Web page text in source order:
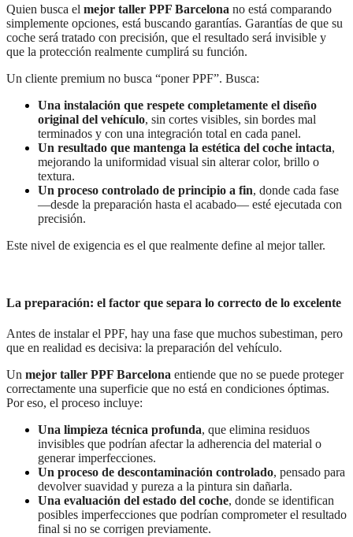
Quien busca el mejor taller PPF Barcelona no está comparando
simplemente opciones, está buscando garantías. Garantías de que su
coche será tratado con precisión, que el resultado será invisible y
que la protección realmente cumplirá su función.
Un cliente premium no busca “poner PPF”. Busca:
Una instalación que respete completamente el diseño
original del vehículo, sin cortes visibles, sin bordes mal
terminados y con una integración total en cada panel.
Un resultado que mantenga la estética del coche intacta,
mejorando la uniformidad visual sin alterar color, brillo o
textura.
Un proceso controlado de principio a fin, donde cada fase
—desde la preparación hasta el acabado— esté ejecutada con
precisión.
Este nivel de exigencia es el que realmente define al mejor taller.
La preparación: el factor que separa lo correcto de lo excelente
Antes de instalar el PPF, hay una fase que muchos subestiman, pero
que en realidad es decisiva: la preparación del vehículo.
Un mejor taller PPF Barcelona entiende que no se puede proteger
correctamente una superficie que no está en condiciones óptimas.
Por eso, el proceso incluye:
Una limpieza técnica profunda, que elimina residuos
invisibles que podrían afectar la adherencia del material o
generar imperfecciones.
Un proceso de descontaminación controlado, pensado para
devolver suavidad y pureza a la pintura sin dañarla.
Una evaluación del estado del coche, donde se identifican
posibles imperfecciones que podrían comprometer el resultado
final si no se corrigen previamente.